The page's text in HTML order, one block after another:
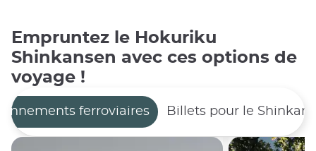
Empruntez le Hokuriku
Shinkansen avec ces options de
voyage !
ferroviaires Billets pour le